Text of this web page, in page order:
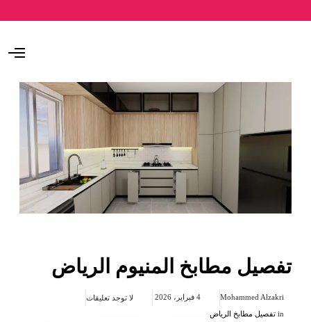
O
n
تفصيل مطابخ المنيوم الرياض
Mohammed Alzakri 4 فبراير، 2026
لا توجد تعليقات
in تفصيل مطابخ الرياض